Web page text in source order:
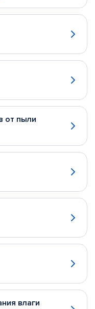
от пыли
влаги